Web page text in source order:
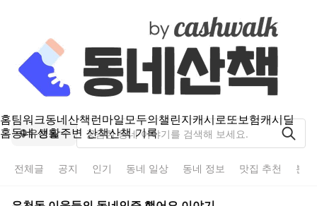
홈팀워크동네산책런마일모두의챌린지캐시로또보험캐시딜
홈동네 생활주변 산책산책 기록
유천동
전체글 공지 인기 동네 일상 동네 정보 맛집 추천 분